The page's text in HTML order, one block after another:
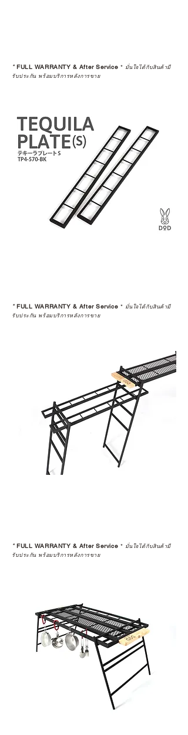
*FULL WARRANTY & After Service * มั่นใจได้กับสินค้ามี
รับประกัน พร้อมบริการหลังการขาย
*FULL WARRANTY & After Service * มั่นใจได้กับสินค้ามี
รับประกัน พร้อมบริการหลังการขาย
*FULL WARRANTY & After Service * มั่นใจได้กับสินค้ามี
รับประกัน พร้อมบริการหลังการขาย